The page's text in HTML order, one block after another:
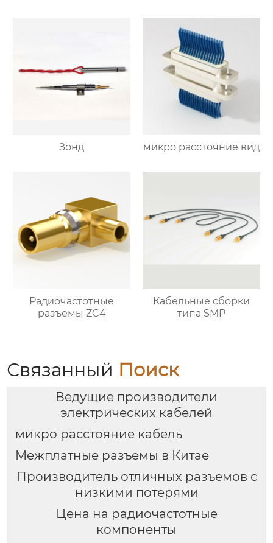
Зонд микро расстояние вид
Радиочастотные
разъемы ZC4
Кабельные сборки
типа SMP
Связанный Поиск
Ведущие производители
электрических кабелей
микро расстояние кабель
Межплатные разъемы в Китае
Производитель отличных разъемов с
низкими потерями
Цена на радиочастотные
компоненты